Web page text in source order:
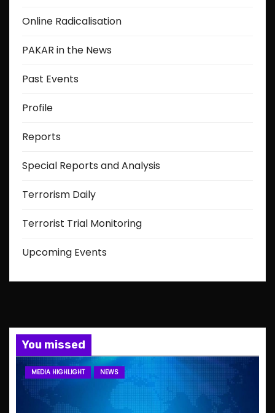
Online Radicalisation
PAKAR in the News
Past Events
Profile
Reports
Special Reports and Analysis
Terrorism Daily
Terrorist Trial Monitoring
Upcoming Events
You missed
MEDIA HIGHLIGHT NEWS